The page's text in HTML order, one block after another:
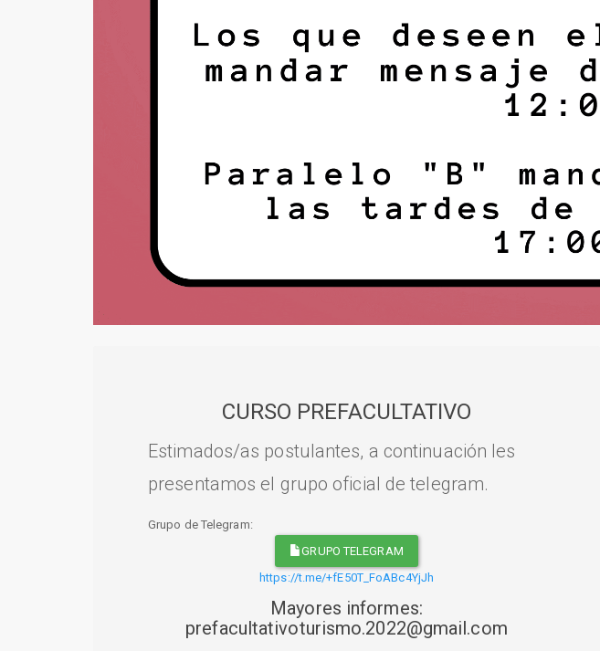
CURSO PREFACULTATIVO
Estimados/as postulantes, a continuación les
presentamos el grupo oficial de telegram.
Grupo de Telegram:
GRUPO TELEGRAM
https://t.me/+fE50T_FoABc4YjJh
Mayores informes:
prefacultativoturismo.2022@gmail.com